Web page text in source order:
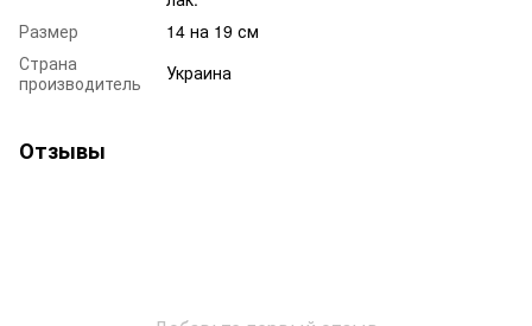
Размер
14 на 19 см
Страна
производитель
Украина
Отзывы